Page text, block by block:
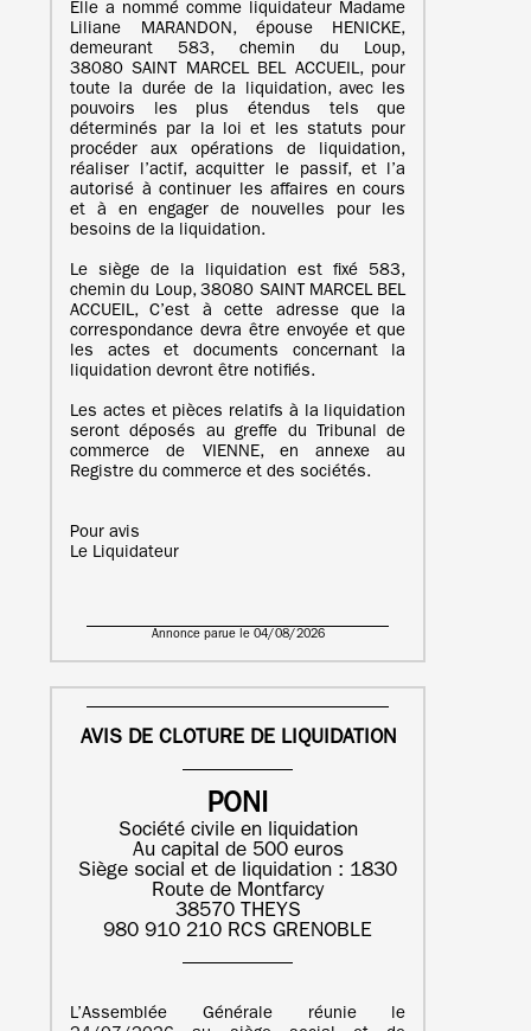
Elle a nommé comme liquidateur Madame
Liliane MARANDON, épouse HENICKE,
demeurant 583, chemin du Loup,
38080 SAINT MARCEL BEL ACCUEIL, pour
toute la durée de la liquidation, avec les
pouvoirs les plus étendus tels que
déterminés par la loi et les statuts pour
procéder aux opérations de liquidation,
réaliser l’actif, acquitter le passif, et l’a
autorisé à continuer les affaires en cours
et à en engager de nouvelles pour les
besoins de la liquidation.
Le siège de la liquidation est fixé 583,
chemin du Loup, 38080 SAINT MARCEL BEL
ACCUEIL, C’est à cette adresse que la
correspondance devra être envoyée et que
les actes et documents concernant la
liquidation devront être notifiés.
Les actes et pièces relatifs à la liquidation
seront déposés au greffe du Tribunal de
commerce de VIENNE, en annexe au
Registre du commerce et des sociétés.
Pour avis
Le Liquidateur
Annonce parue le 04/08/2026
AVIS DE CLOTURE DE LIQUIDATION
PONI
Société civile en liquidation
Au capital de 500 euros
Siège social et de liquidation : 1830
Route de Montfarcy
38570 THEYS
980 910 210 RCS GRENOBLE
L’Assemblée Générale réunie le